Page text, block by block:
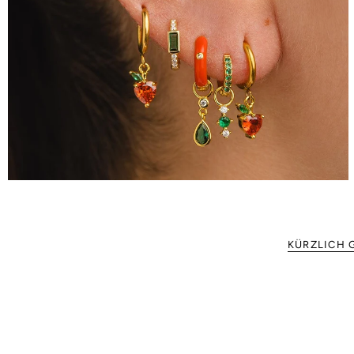
KÜRZLICH